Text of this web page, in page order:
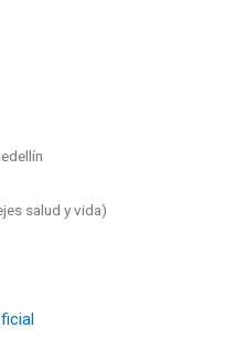
salud y vida)